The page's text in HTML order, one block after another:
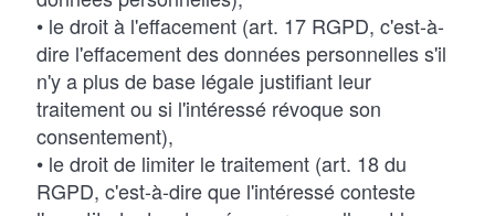
• le droit à l'effacement (art. 17 RGPD, c'est-à-
dire l'effacement des données personnelles s'il
n'y a plus de base légale justifiant leur
traitement ou si l'intéressé révoque son
consentement),
• le droit de limiter le traitement (art. 18 du
RGPD, c'est-à-dire que l'intéressé conteste